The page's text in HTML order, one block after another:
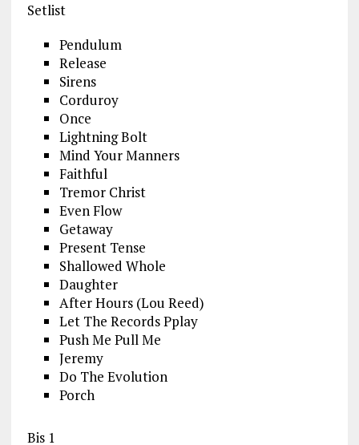
Setlist
Pendulum
Release
Sirens
Corduroy
Once
Lightning Bolt
Mind Your Manners
Faithful
Tremor Christ
Even Flow
Getaway
Present Tense
Shallowed Whole
Daughter
After Hours (Lou Reed)
Let The Records Pplay
Push Me Pull Me
Jeremy
Do The Evolution
Porch
Bis 1